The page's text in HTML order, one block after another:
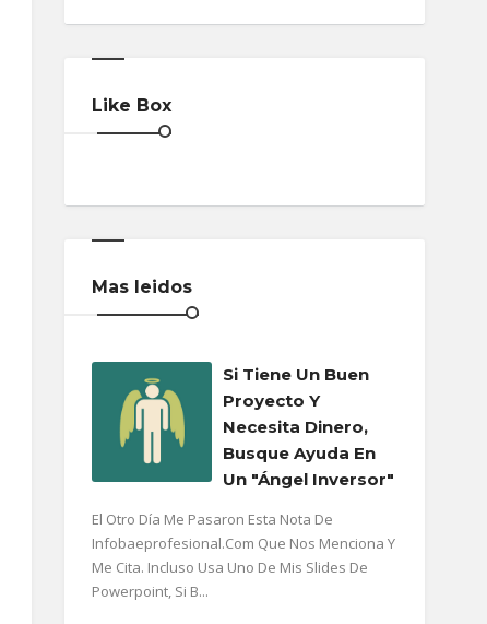
Like Box
Mas leidos
Si Tiene Un Buen
Proyecto Y
Necesita Dinero,
Busque Ayuda En
Un "ángel Inversor"
El Otro Día Me Pasaron Esta Nota De
Infobaeprofesional.com Que Nos Menciona Y
Me Cita. Incluso Usa Uno De Mis Slides De
Powerpoint, Si B...